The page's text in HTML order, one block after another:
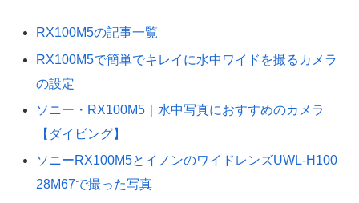
RX100M5の記事一覧
RX100M5で簡単でキレイに水中ワイドを撮るカメラ
の設定
ソニー・RX100M5｜水中写真におすすめのカメラ
【ダイビング】
ソニーRX100M5とイノンのワイドレンズUWL-H100
28M67で撮った写真